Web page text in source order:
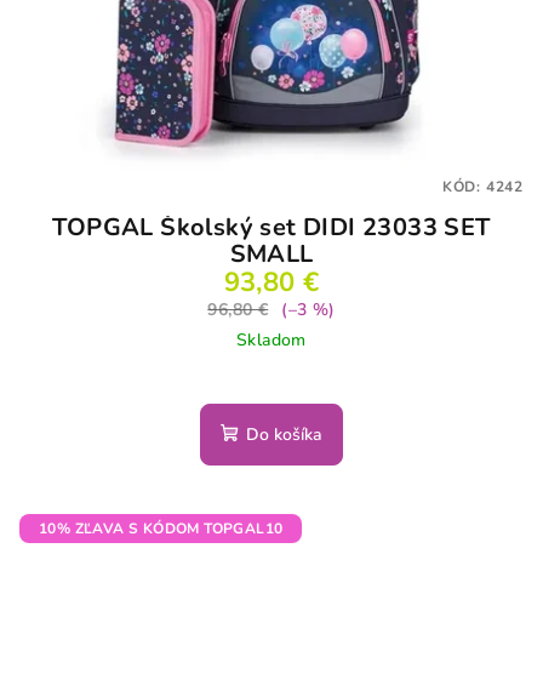
TOPGAL Školský set DIDI 23033 SET
SMALL
93,80 €
96,80 €
(–3 %)
Skladom
Do košíka
KÓD: 4242
10% ZĽAVA S KÓDOM TOPGAL10